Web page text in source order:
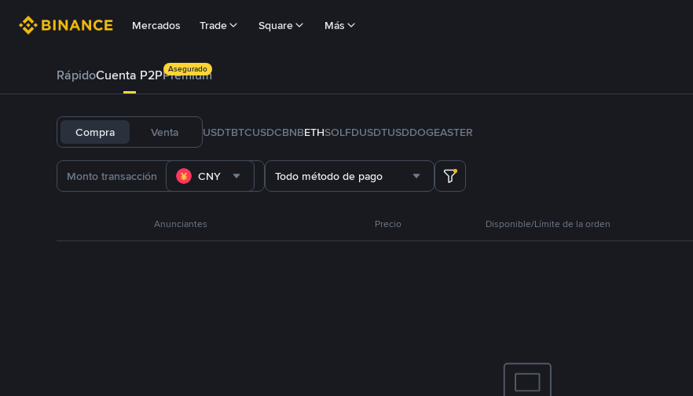
Mercados Trade Square Más
RápidoCuenta P2PPrémium
Asegurado
Compra Venta USDTBTCUSDCBNBETHSOLFDUSDTUSDDOGEASTER
CNY Todo método de pago
Anunciantes Precio Disponible/Límite de la orden